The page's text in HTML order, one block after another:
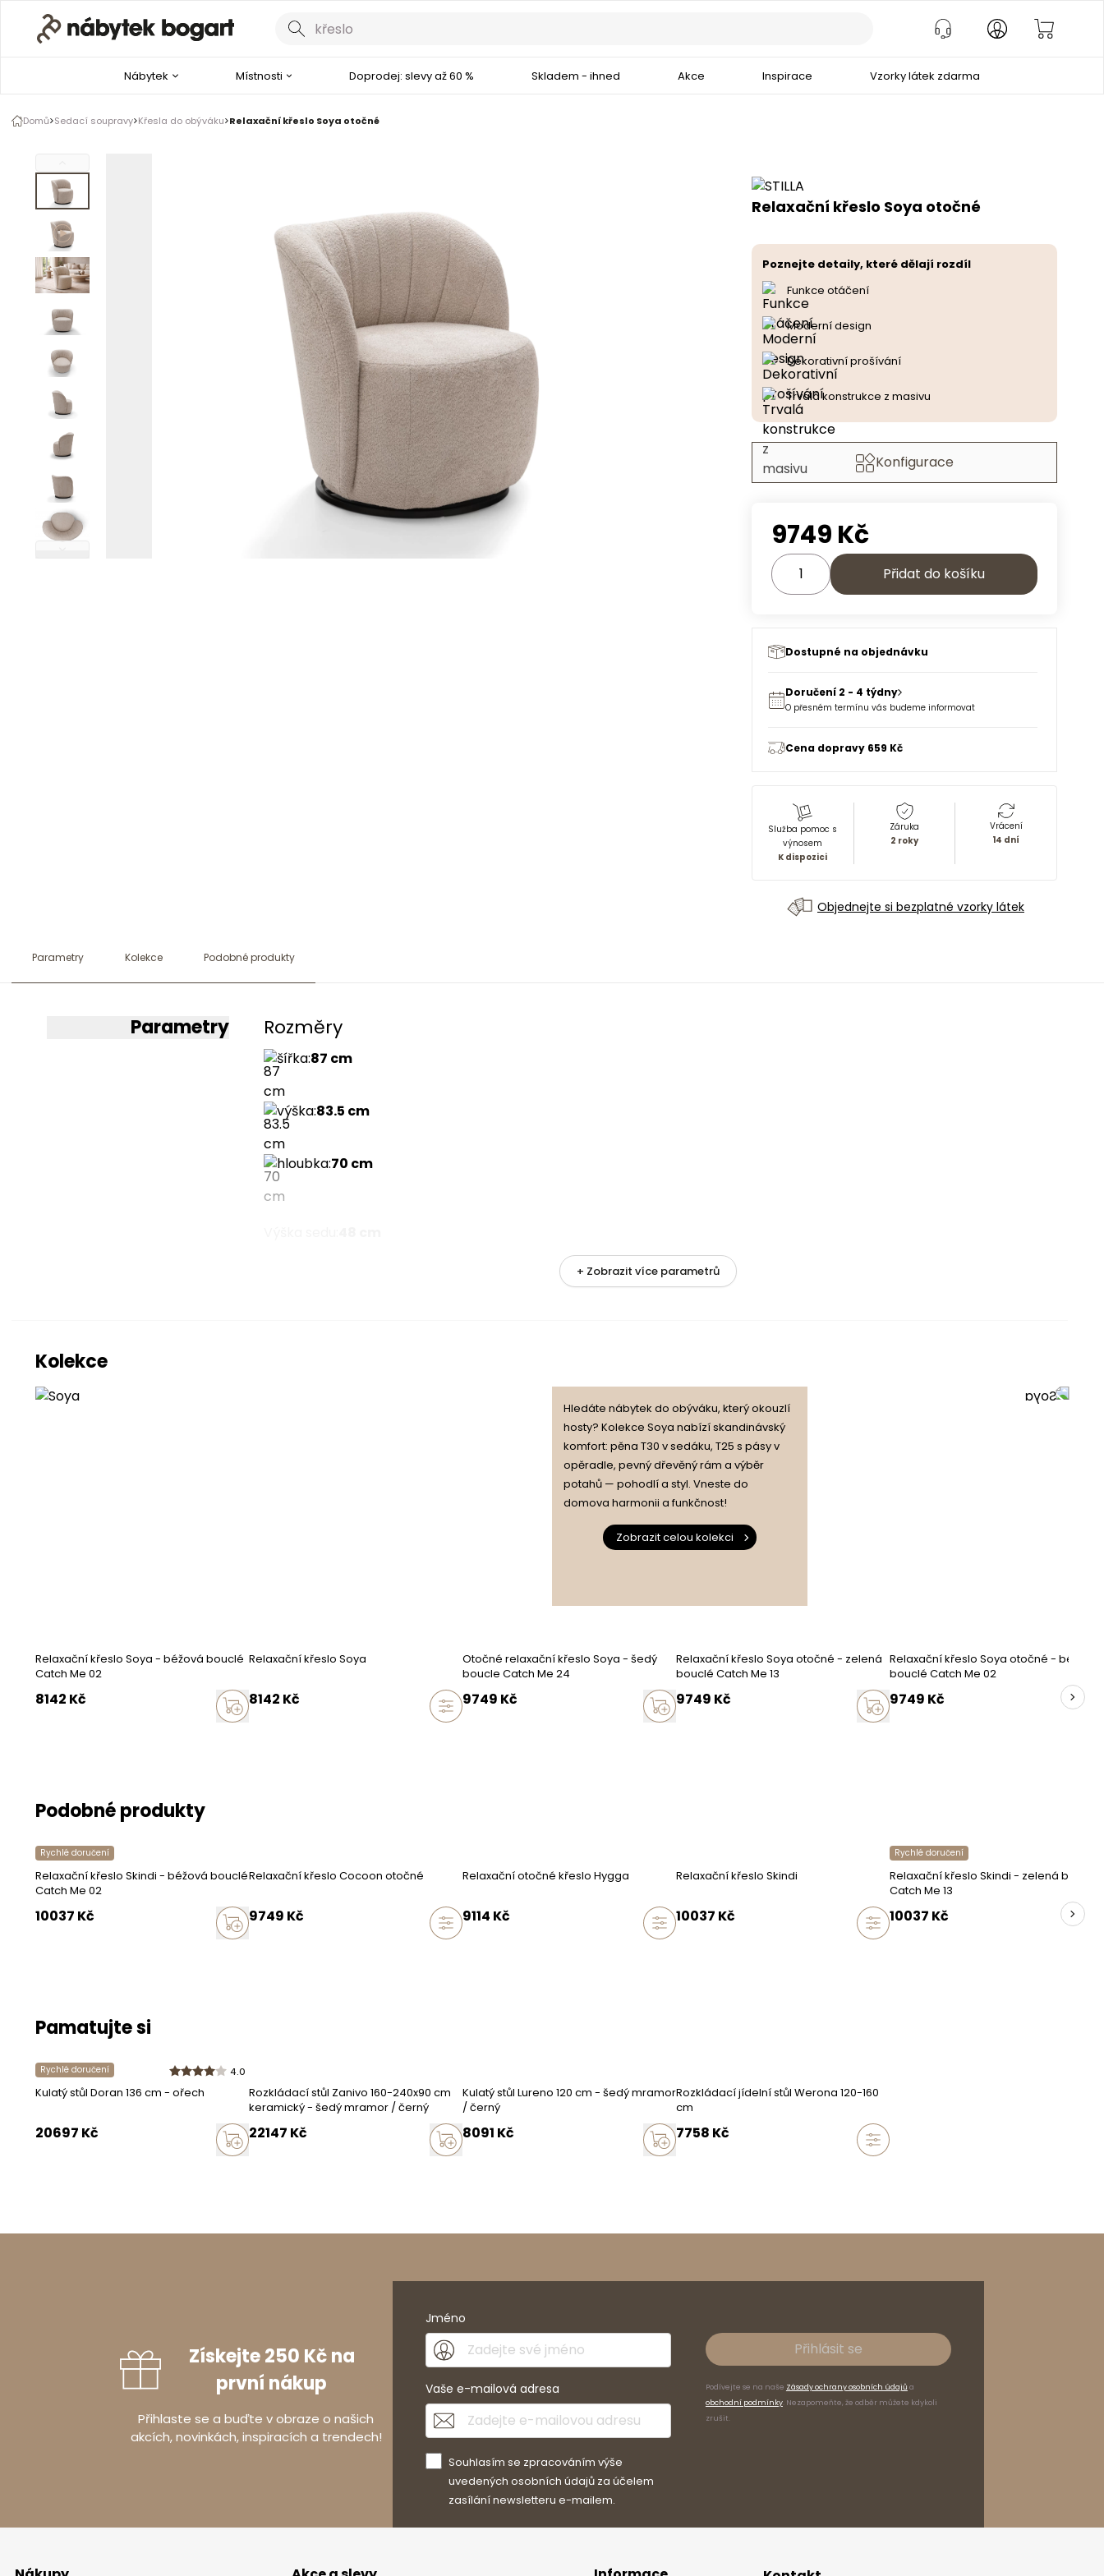
Nábytek Místnosti Doprodej: slevy až 60 % Skladem - ihned Akce Inspirace Vzorky látek zdarma
Domů Sedací soupravy Křesla do obýváku Relaxační křeslo Soya otočné
Relaxační křeslo Soya otočné
Poznejte detaily, které dělají rozdíl
Funkce otáčení
Moderní design
Dekorativní prošívání
Trvalá konstrukce z masivu
Konfigurace
9749 Kč
Přidat do košíku
Dostupné na objednávku
Doručení 2 - 4 týdny
O přesném termínu vás budeme informovat
Cena dopravy 659 Kč
Služba pomoc s
výnosem
K dispozici
Záruka
2 roky
Vrácení
14 dní
Objednejte si bezplatné vzorky látek
Parametry Kolekce Podobné produkty
Parametry Rozměry
šířka:87 cm
výška:83.5 cm
hloubka:70 cm
překližka
Balík číslo 1
Výrobce
Adresa
+ Zobrazit více parametrů
Kolekce
Hledáte nábytek do obýváku, který okouzlí
hosty? Kolekce Soya nabízí skandinávský
komfort: pěna T30 v sedáku, T25 s pásy v
opěradle, pevný dřevěný rám a výběr
potahů — pohodlí a styl. Vneste do
domova harmonii a funkčnost!
Zobrazit celou kolekci
Relaxační křeslo Soya - béžová bouclé
Catch Me 02
8142 Kč
Relaxační křeslo Soya
8142 Kč
Otočné relaxační křeslo Soya - šedý
boucle Catch Me 24
9749 Kč
Relaxační křeslo Soya otočné - zelená
bouclé Catch Me 13
9749 Kč
Relaxační křeslo Soya otočné - béžová
bouclé Catch Me 02
9749 Kč
Podobné produkty
Rychlé doručení
Relaxační křeslo Skindi - béžová bouclé
Catch Me 02
10037 Kč
Relaxační křeslo Cocoon otočné
9749 Kč
Relaxační otočné křeslo Hygga
9114 Kč
Relaxační křeslo Skindi
10037 Kč
Rychlé doručení
Relaxační křeslo Skindi - zelená bouclé
Catch Me 13
10037 Kč
Pamatujte si
Rychlé doručení 4.0
Kulatý stůl Doran 136 cm - ořech
20697 Kč
Rozkládací stůl Zanivo 160-240x90 cm
keramický - šedý mramor / černý
22147 Kč
Kulatý stůl Lureno 120 cm - šedý mramor
/ černý
8091 Kč
Rozkládací jídelní stůl Werona 120-160
cm
7758 Kč
Získejte 250 Kč na
první nákup
Přihlaste se a buďte v obraze o našich
akcích, novinkách, inspiracích a trendech!
Jméno
Vaše e-mailová adresa
Souhlasím se zpracováním výše
uvedených osobních údajů za účelem
zasílání newsletteru e-mailem.
Přihlásit se
Podívejte se na naše Zásady ochrany osobních údajů a
obchodní podmínky. Nezapomeňte, že odběr můžete kdykoli
zrušit.
1 z 12 Galerie produktu